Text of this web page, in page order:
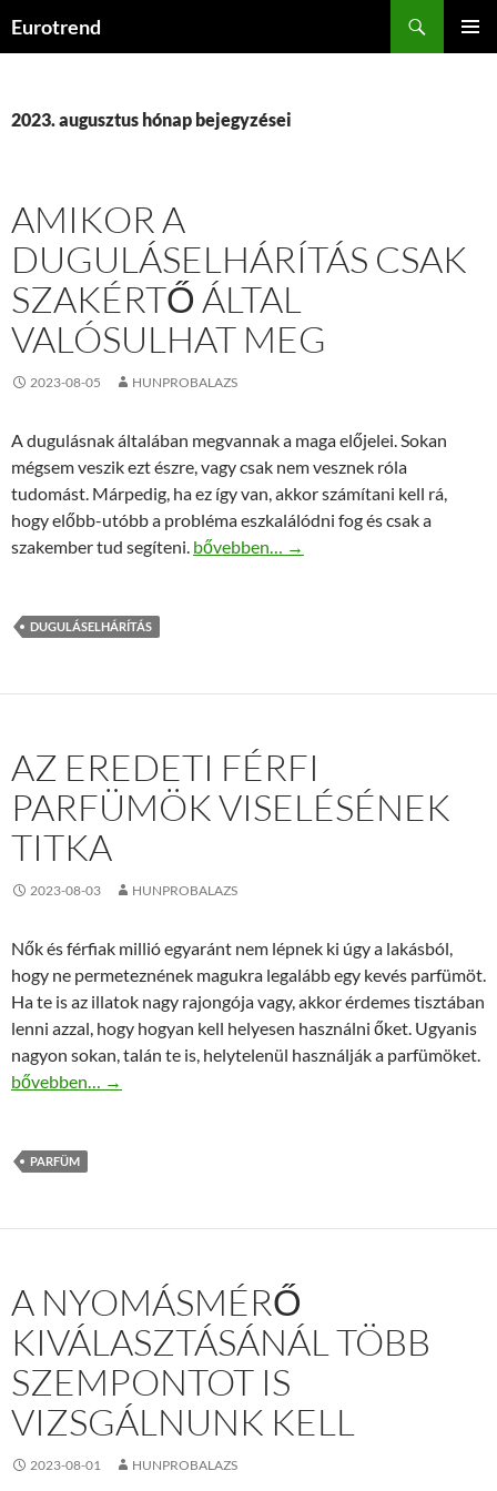
Eurotrend
2023. augusztus hónap bejegyzései
AMIKOR A
DUGULÁSELHÁRÍTÁS CSAK
SZAKÉRTŐ ÁLTAL
VALÓSULHAT MEG
2023-08-05 HUNPROBALAZS
A dugulásnak általában megvannak a maga előjelei. Sokan
mégsem veszik ezt észre, vagy csak nem vesznek róla
tudomást. Márpedig, ha ez így van, akkor számítani kell rá,
hogy előbb-utóbb a probléma eszkalálódni fog és csak a
szakember tud segíteni. Amikor a duguláselhárítás csak
bővebben… →
DUGULÁSELHÁRÍTÁS
AZ EREDETI FÉRFI
PARFÜMÖK VISELÉSÉNEK
TITKA
2023-08-03 HUNPROBALAZS
Nők és férfiak millió egyaránt nem lépnek ki úgy a lakásból,
hogy ne permeteznének magukra legalább egy kevés parfümöt.
Ha te is az illatok nagy rajongója vagy, akkor érdemes tisztában
lenni azzal, hogy hogyan kell helyesen használni őket. Ugyanis
nagyon sokan, talán te is, helytelenül használják a parfümöket.
Az eredeti férfi parfümök viselésének titka
bővebben… →
PARFÜM
A NYOMÁSMÉRŐ
KIVÁLASZTÁSÁNÁL TÖBB
SZEMPONTOT IS
VIZSGÁLNUNK KELL
2023-08-01 HUNPROBALAZS